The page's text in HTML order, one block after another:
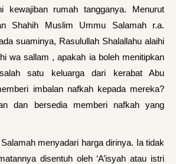
kewajiban rumah tangganya. Menurut
Shahih Muslim Ummu Salamah r.a.
suaminya, Rasulullah Shalallahu alaihi
wa sallam , apakah ia boleh menitipkan
satu keluarga dari kerabat Abu
imbalan nafkah kepada mereka?
dan bersedia memberi nafkah yang
menyadari harga dirinya. Ia tidak
disentuh oleh ‘A’isyah atau istri